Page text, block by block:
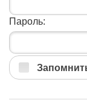
Пароль: